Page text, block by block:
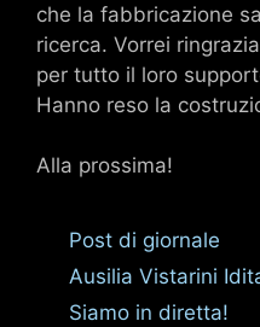
che la fabbricazione
ricerca. Vorrei
per tutto il loro
Hanno reso la
Alla prossima!
Categorie
Post di giornale
Tag
Ausilia Vistarini
Siamo in diretta!